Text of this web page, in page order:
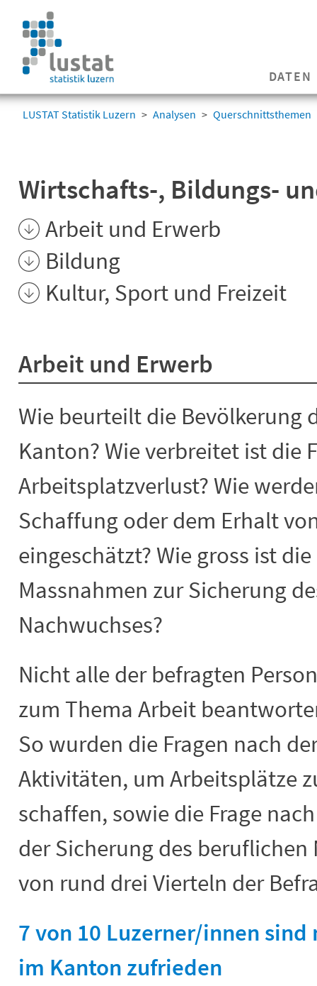
DATEN
LUSTAT Statistik Luzern Analysen Querschnittsthemen
Wirtschafts-, Bildungs-
Arbeit und Erwerb
Bildung
Kultur, Sport und Freizeit
Arbeit und Erwerb
Wie beurteilt die Bevölkerung
Kanton? Wie verbreitet ist die
Arbeitsplatzverlust? Wie
Schaffung oder dem Erhalt
eingeschätzt? Wie gross ist
Massnahmen zur Sicherung
Nachwuchses?
Nicht alle der befragten
zum Thema Arbeit
So wurden die Fragen nach
Aktivitäten, um Arbeitsplätze
schaffen, sowie die Frage
der Sicherung des
von rund drei Vierteln der
7 von 10 Luzerner/innen
im Kanton zufrieden